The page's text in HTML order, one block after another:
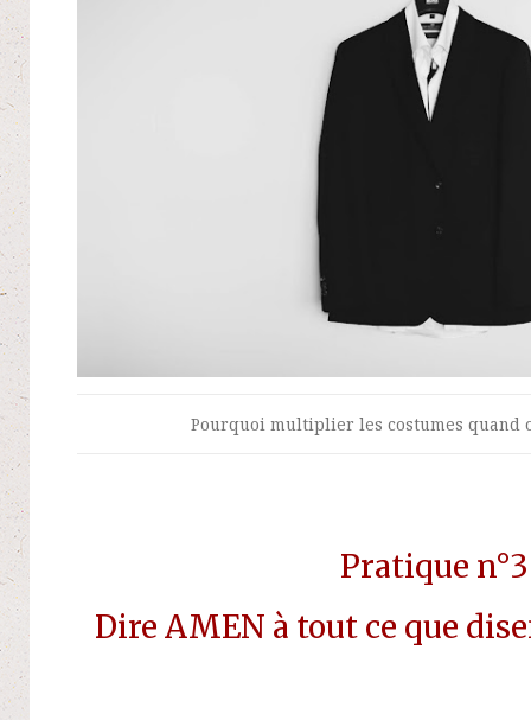
Pourquoi multiplier les costumes quand
Pratique n°3
Dire AMEN à tout ce que